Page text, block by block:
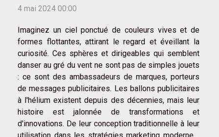
4 mai 2024 00:00
Imaginez un ciel ponctué de couleurs vives et de
formes flottantes, attirant le regard et éveillant la
curiosité. Ces sphères et dirigeables qui semblent
danser au gré du vent ne sont pas de simples jouets
: ce sont des ambassadeurs de marques, porteurs
de messages publicitaires. Les ballons publicitaires
à l'hélium existent depuis des décennies, mais leur
histoire est jalonnée de transformations et
d'innovations. De leur conception traditionnelle à leur
utilisation dans les stratégies marketing modernes,